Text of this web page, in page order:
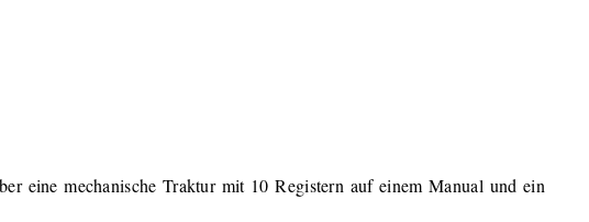
eine mechanische Traktur mit 10 Registern auf einem Manual und ein